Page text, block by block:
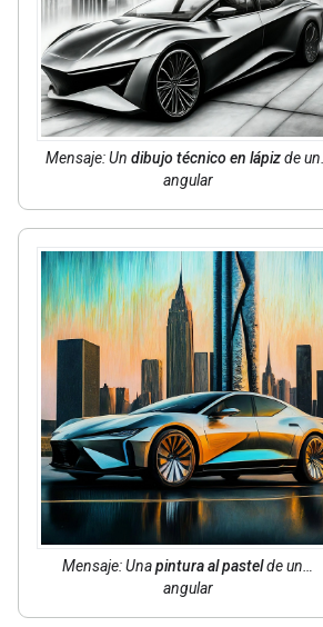
Mensaje: Un dibujo técnico en lápizde un…
angular
Mensaje: Unapintura al pastelde un…
angular